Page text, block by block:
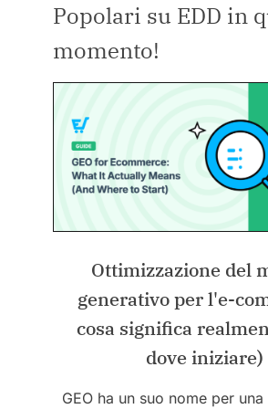
Popolari su EDD in
momento!
Ottimizzazione del
generativo per l'e-
cosa significa
dove iniziare)
GEO ha un suo nome per